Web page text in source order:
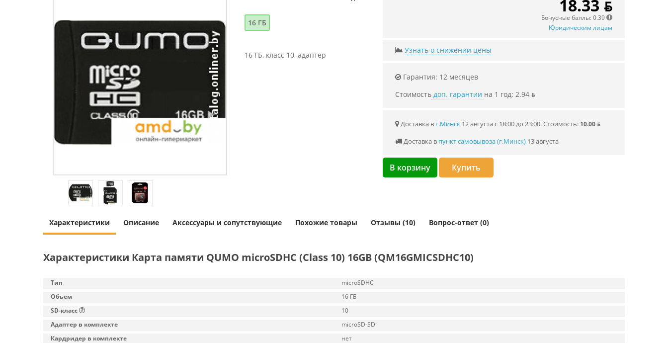
16 ГБ
16 ГБ, класс 10, адаптер
18.33 ƃ
Бонусные баллы: 0.39
Юридическим лицам
Узнать о снижении цены
Гарантия: 12 месяцев
Стоимостьдоп. гарантии на 1 год: 2.94 ƃ
Доставка в г.Минск12 августа с 18:00 до 23:00.Стоимость: 10.00 ƃ
Доставка в пункт самовывоза (г.Минск)13 августа
В корзину Купить
Характеристики Описание Аксессуары и сопутствующие Похожие товары Отзывы (10) Вопрос-ответ (0)
Характеристики Карта памяти QUMO microSDHC (Class 10) 16GB (QM16GMICSDHC10)
Тип
microSDHC
Объем
16 ГБ
SD-класс
10
Адаптер в комплекте
microSD-SD
Кардридер в комплекте
нет